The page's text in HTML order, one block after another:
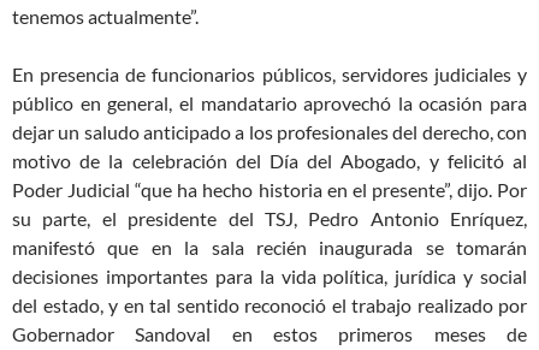
tenemos actualmente”.
En presencia de funcionarios públicos, servidores judiciales y
público en general, el mandatario aprovechó la ocasión para
dejar un saludo anticipado a los profesionales del derecho, con
motivo de la celebración del Día del Abogado, y felicitó al
Poder Judicial “que ha hecho historia en el presente”, dijo. Por
su parte, el presidente del TSJ, Pedro Antonio Enríquez,
manifestó que en la sala recién inaugurada se tomarán
decisiones importantes para la vida política, jurídica y social
del estado, y en tal sentido reconoció el trabajo realizado por
Gobernador Sandoval en estos primeros meses de